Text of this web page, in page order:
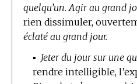
quelqu’un. Agir au grand
rien dissimuler,
éclaté au grand jour.
▪ Jeter du jour sur une
rendre intelligible,